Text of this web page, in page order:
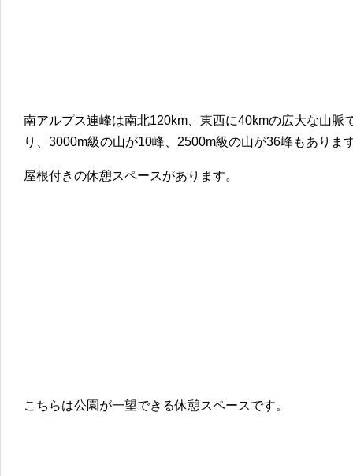
南アルプス連峰は南北120km、東西に40kmの広大な山脈
り、3000m級の山が10峰、2500m級の山が36峰もありま
屋根付きの休憩スペースがあります。
こちらは公園が一望できる休憩スペースです。